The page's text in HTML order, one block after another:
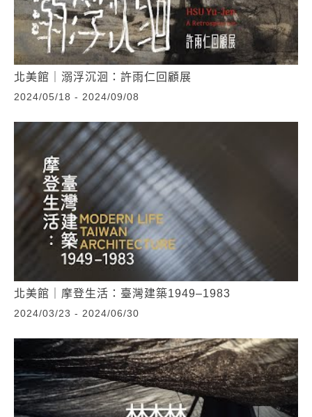
北美館｜溺浮沉洄：許雨仁回顧展
2024/05/18 - 2024/09/08
北美館｜摩登生活：臺灣建築1949–1983
2024/03/23 - 2024/06/30